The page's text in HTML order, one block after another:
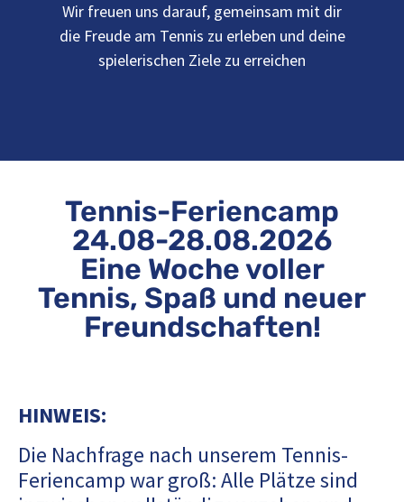
Wir freuen uns darauf, gemeinsam mit dir
die Freude am Tennis zu erleben und deine
spielerischen Ziele zu erreichen
Tennis-Feriencamp
24.08-28.08.2026
Eine Woche voller
Tennis, Spaß und neuer
Freundschaften!
HINWEIS:
Die Nachfrage nach unserem Tennis-
Feriencamp war groß: Alle Plätze sind